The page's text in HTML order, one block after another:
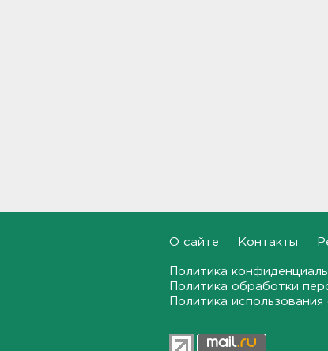
Инспекторы проверят
Петербурге и Ленобласти
Почти 400 за ночь, почти 90 -
О сайте Контакты
Политика
Политика обработки
Политика